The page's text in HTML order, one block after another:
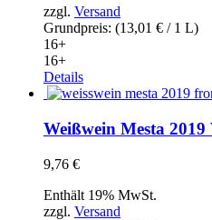
zzgl. Versand
Grundpreis: (13,01 € / 1 L)
16+
16+
Details
Weißwein Mesta 2019
9,76 €
Enthält 19% MwSt.
zzgl. Versand